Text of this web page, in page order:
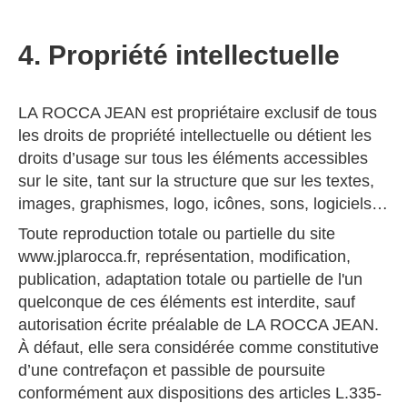
4. Propriété intellectuelle
LA ROCCA JEAN est propriétaire exclusif de tous
les droits de propriété intellectuelle ou détient les
droits d’usage sur tous les éléments accessibles
sur le site, tant sur la structure que sur les textes,
images, graphismes, logo, icônes, sons, logiciels…
Toute reproduction totale ou partielle du site
www.jplarocca.fr, représentation, modification,
publication, adaptation totale ou partielle de l'un
quelconque de ces éléments est interdite, sauf
autorisation écrite préalable de LA ROCCA JEAN.
À défaut, elle sera considérée comme constitutive
d’une contrefaçon et passible de poursuite
conformément aux dispositions des articles L.335-